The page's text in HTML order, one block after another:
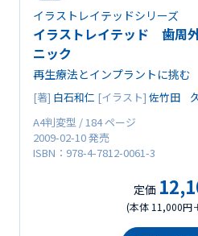
イラストレイテッドシリーズ
イラストレイテッド 歯周
ニック
再生療法とインプラントに挑む
[著] 白石和仁 [イラスト] 佐竹田
A4判変型 / 184 ページ
2009-02-10 発売
ISBN：978-4-7812-0061-3
定価
(本体 11,000円